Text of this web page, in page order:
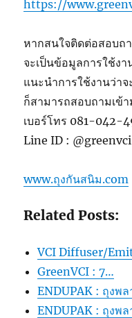
https://
หากสนใจติดต่อสอบถ
จะเป็นข้อมูลการใช้ง
แนะนำการใช้งานว่า
ก็สามารถสอบถามเข้
เบอร์โทร 081-042-
Line ID : @greenvci
www.ถุงกันสนิม.com
Related Posts:
VCI Diffuser/
GreenVCI : 7…
ENDUPAK : ถุงพ
ENDUPAK : ถุงพ